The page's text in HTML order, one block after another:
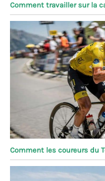
Comment travailler sur la
Comment les coureurs du